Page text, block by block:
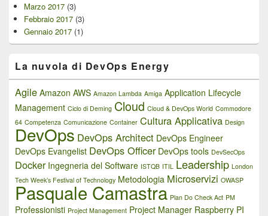
Marzo 2017 (3)
Febbraio 2017 (3)
Gennaio 2017 (1)
La nuvola di DevOps Energy
Agile Amazon AWS Amazon Lambda Amiga Application Lifecycle
Management Ciclo di Deming Cloud Cloud & DevOps World Commodore
64 Competenza Comunicazione Container Cultura Applicativa Design
DevOps DevOps Architect DevOps Engineer
DevOps Evangelist DevOps Officer DevOps tools DevSecOps
Docker Ingegneria del Software ISTQB ITIL Leadership London
Tech Week’s Festival of Technology Metodologia Microservizi OWASP
Pasquale Camastra Plan Do Check Act PM
Professionisti Project Management Project Manager Raspberry PI